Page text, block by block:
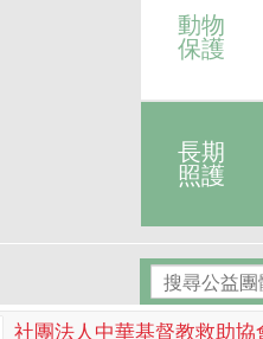
動物
保護
長期
照護
社團法人中華基督教救助協